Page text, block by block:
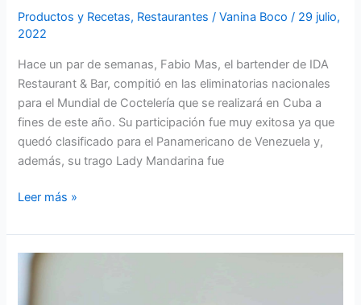
Productos y Recetas, Restaurantes /Vanina Boco/ 29 julio,
2022
Hace un par de semanas, Fabio Mas, el bartender de IDA
Restaurant & Bar, compitió en las eliminatorias nacionales
para el Mundial de Coctelería que se realizará en Cuba a
fines de este año. Su participación fue muy exitosa ya que
quedó clasificado para el Panamericano de Venezuela y,
además, su trago Lady Mandarina fue
IDA
Leer más »
La